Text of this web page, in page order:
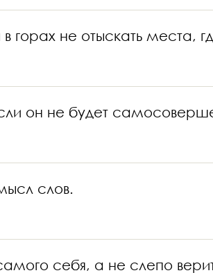
не отыскать места,
он не будет
слов.
себя, а не слепо